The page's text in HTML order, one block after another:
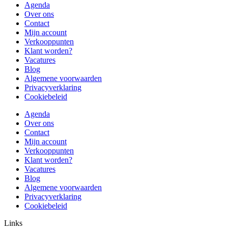
Agenda
Over ons
Contact
Mijn account
Verkooppunten
Klant worden?
Vacatures
Blog
Algemene voorwaarden
Privacyverklaring
Cookiebeleid
Agenda
Over ons
Contact
Mijn account
Verkooppunten
Klant worden?
Vacatures
Blog
Algemene voorwaarden
Privacyverklaring
Cookiebeleid
Links